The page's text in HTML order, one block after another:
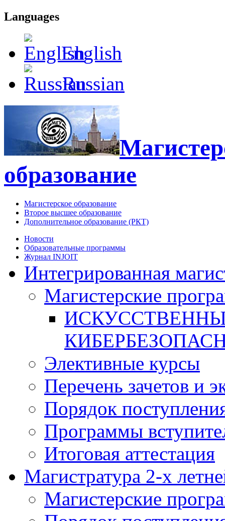
Languages
English
Russian
образование
Магистерское образование
Второе высшее образование
Дополнительное образование (РКТ)
Новости
Образовательные программы
Журнал INJOIT
Интегрированная
Магистерские
Элективные курсы
Перечень зачетов и
Порядок
Программы
Итоговая аттестация
Магистратура 2-х
Магистерские